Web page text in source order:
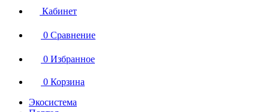
Кабинет
0 Сравнение
0 Избранное
0 Корзина
Экосистема